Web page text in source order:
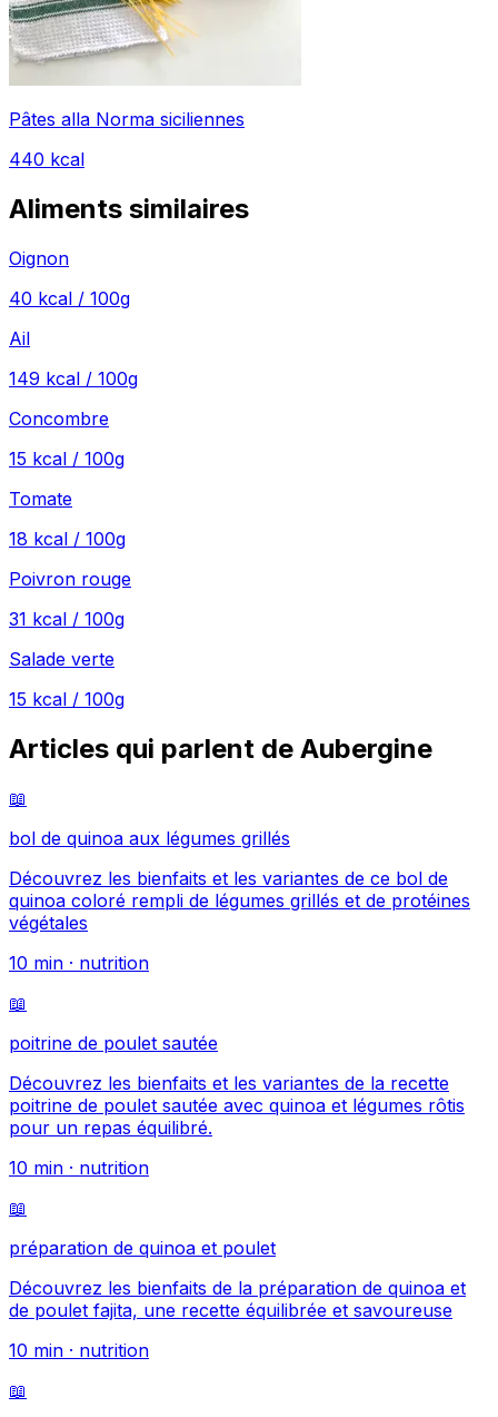
Pâtes alla Norma siciliennes
440 kcal
Aliments similaires
Oignon
40 kcal / 100g
Ail
149 kcal / 100g
Concombre
15 kcal / 100g
Tomate
18 kcal / 100g
Poivron rouge
31 kcal / 100g
Salade verte
15 kcal / 100g
Articles qui parlent de Aubergine
📖
bol de quinoa aux légumes grillés
Découvrez les bienfaits et les variantes de ce bol de
quinoa coloré rempli de légumes grillés et de protéines
végétales
10 min · nutrition
📖
poitrine de poulet sautée
Découvrez les bienfaits et les variantes de la recette
poitrine de poulet sautée avec quinoa et légumes rôtis
pour un repas équilibré.
10 min · nutrition
📖
préparation de quinoa et poulet
Découvrez les bienfaits de la préparation de quinoa et
de poulet fajita, une recette équilibrée et savoureuse
10 min · nutrition
📖